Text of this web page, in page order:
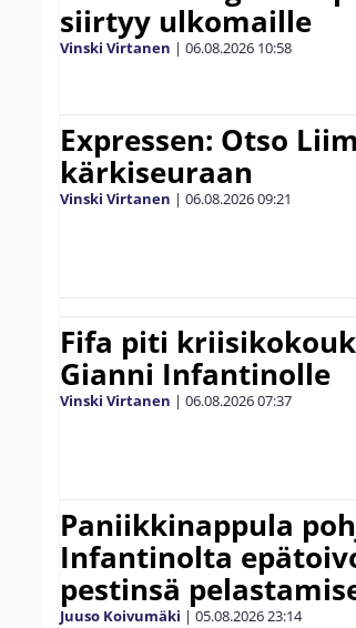
siirtyy ulkomaille
Vinski Virtanen | 06.08.2026 10:58
Expressen: Otso
kärkiseuraan
Vinski Virtanen | 06.08.202609:21
Fifa piti
Gianni Infantinolle
Vinski Virtanen | 06.08.202607:37
Paniikkinappula
Infantinolta
pestinsä
Juuso Koivumäki | 05.08.202623:14